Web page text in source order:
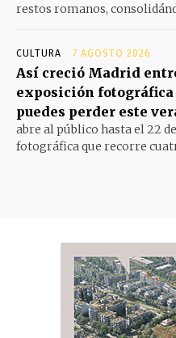
restos romanos,
CULTURA 7 AGOSTO 2026
Así creció Madrid
exposición fotográfica
puedes perder este
abre al público hasta el 22
fotográfica que recorre